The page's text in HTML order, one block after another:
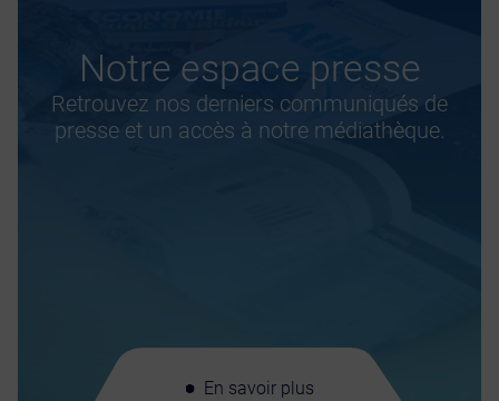
En savoir plus
Notre espace presse
Retrouvez nos derniers communiqués de
presse et un accès à notre médiathèque.